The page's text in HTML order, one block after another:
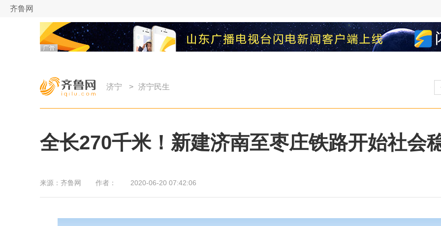
齐鲁网
济宁 > 济宁民生
全长270千米！新建济南至枣庄铁路开始社会
来源： 齐鲁网 作者： 2020-06-20 07:42:06